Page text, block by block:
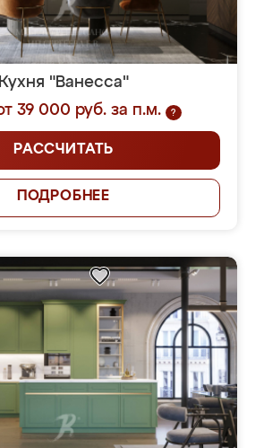
Кухня "Ванесса"
39 000 руб. за п.м.
?
РАССЧИТАТЬ
ПОДРОБНЕЕ